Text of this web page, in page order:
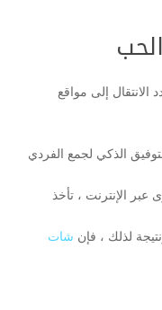
الانتقال إلى مواقع
الذكي لجمع الفردي
الإنترنت ، تأخذ
لذلك ، فإن شات